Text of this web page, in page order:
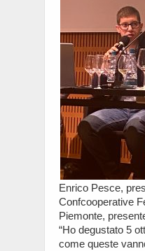
Enrico Pesce,
Confcooperative
Piemonte,
“Ho degustato 5
come queste